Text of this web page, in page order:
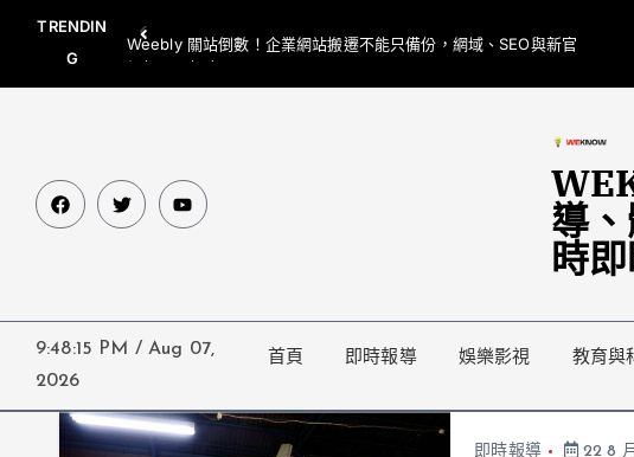
TRENDIN
G
Weebly 關站倒數！企業網站搬遷不能只備份，網域、SEO與新官
網都要一起處理
翁曉
導
時
9:48:15 PM / Aug 07,
2026
首頁 即時報導 娛樂影視 教育與
即時報導 22 8